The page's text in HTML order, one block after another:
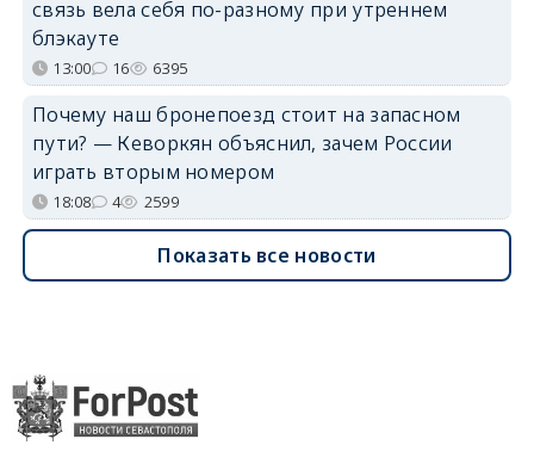
связь вела себя по-разному при утреннем
блэкауте
13:00 16 6395
Почему наш бронепоезд стоит на запасном
пути? — Кеворкян объяснил, зачем России
играть вторым номером
18:08 4 2599
Показать все новости